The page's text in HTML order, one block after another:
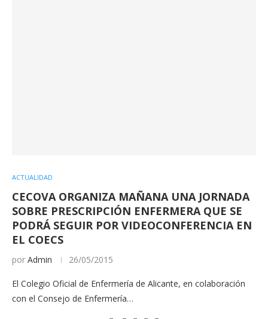
ACTUALIDAD
CECOVA ORGANIZA MAÑANA UNA JORNADA
SOBRE PRESCRIPCIÓN ENFERMERA QUE SE
PODRÁ SEGUIR POR VIDEOCONFERENCIA EN
EL COECS
por Admin 26/05/2015
El Colegio Oficial de Enfermería de Alicante, en colaboración
con el Consejo de Enfermería…